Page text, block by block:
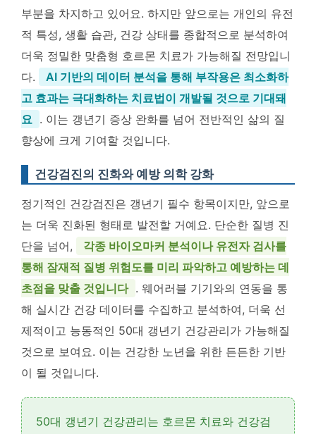
부분을 차지하고 있어요. 하지만 앞으로는 개인의 유전
적 특성, 생활 습관, 건강 상태를 종합적으로 분석하여
더욱 정밀한 맞춤형 호르몬 치료가 가능해질 전망입니
다.
AI 기반의 데이터 분석을 통해 부작용은 최소화하
고 효과는 극대화하는 치료법이 개발될 것으로 기대돼
요
. 이는 갱년기 증상 완화를 넘어 전반적인 삶의 질
향상에 크게 기여할 것입니다.
건강검진의 진화와 예방 의학 강화
정기적인 건강검진은 갱년기 필수 항목이지만, 앞으로
는 더욱 진화된 형태로 발전할 거예요. 단순한 질병 진
단을 넘어,
각종 바이오마커 분석이나 유전자 검사를
통해 잠재적 질병 위험도를 미리 파악하고 예방하는 데
초점을 맞출 것입니다 . 웨어러블 기기와의 연동을 통
해 실시간 건강 데이터를 수집하고 분석하여, 더욱 선
제적이고 능동적인 50대 갱년기 건강관리가 가능해질
것으로 보여요. 이는 건강한 노년을 위한 든든한 기반
이 될 것입니다.
50대 갱년기 건강관리는 호르몬 치료와 건강검